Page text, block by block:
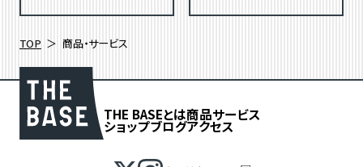
TOP 商品・サービス
THE BASEとは商品サービス
ショップブログアクセス